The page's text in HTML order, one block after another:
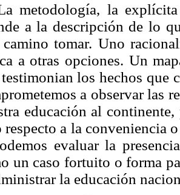
metodología, la
a la descripción de lo
camino tomar. Uno
a otras opciones. Un
los hechos que
a observar las
educación al
respecto a la conveniencia
evaluar la
un caso fortuito o forma
la educación